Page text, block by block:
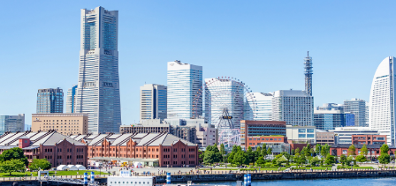
サステナビリティ
株主・投資家情報